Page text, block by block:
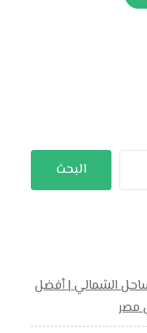
البحث
الشمالي | أفضل
مصر